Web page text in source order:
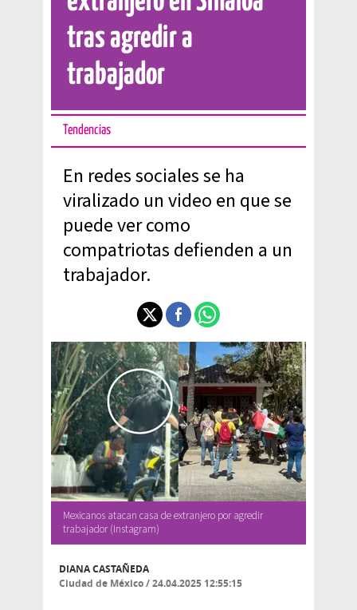
tras agredir a
trabajador
Tendencias
En redes sociales se ha
viralizado un video en que se
puede ver como
compatriotas defienden a un
trabajador.
Mexicanos atacan casa de extranjero por agredir
trabajador (Instagram)
DIANA CASTAÑEDA
Ciudad de México/24.04.2025 12:55:15